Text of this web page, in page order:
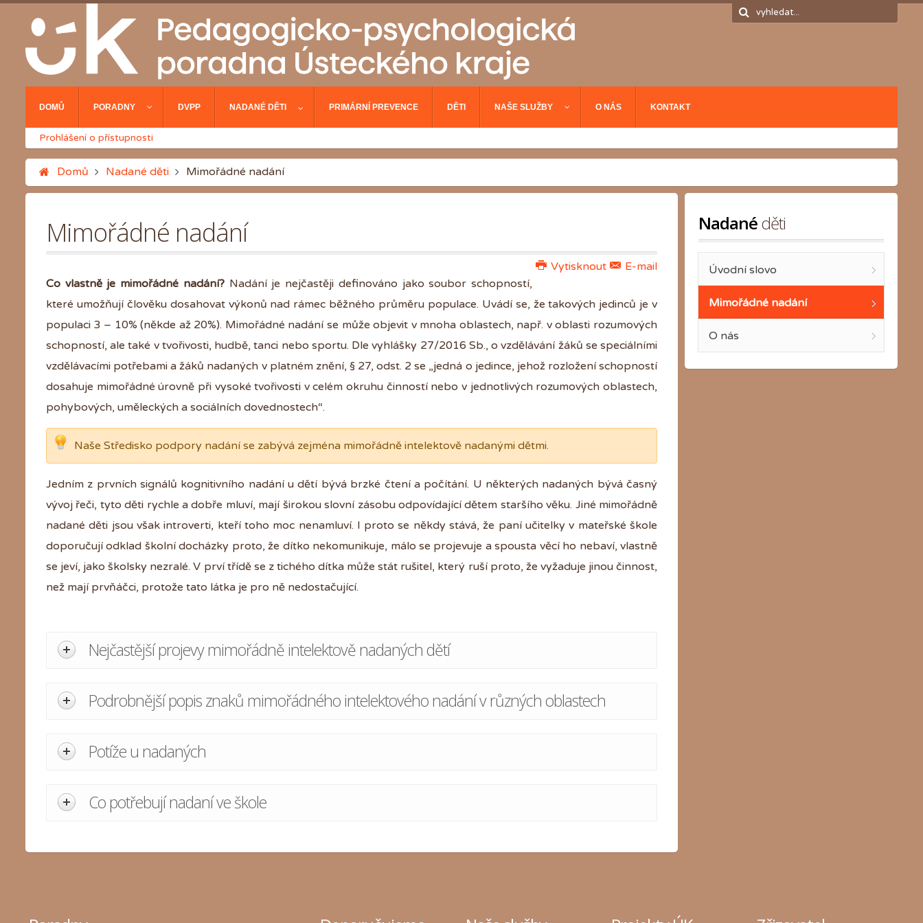
DOMŮ PORADNY DVPP NADANÉ DĚTI PRIMÁRNÍ PREVENCE DĚTI NAŠE SLUŽBY O NÁS KONTAKT
Prohlášení o přístupnosti
Domů Nadané děti Mimořádné nadání
Mimořádné nadání
E-mail
Vytisknout
Co vlastně je mimořádné nadání? Nadání je nejčastěji definováno jako soubor schopností,
které umožňují člověku dosahovat výkonů nad rámec běžného průměru populace. Uvádí se, že takových jedinců je v
populaci 3 – 10% (někde až 20%). Mimořádné nadání se může objevit v mnoha oblastech, např. v oblasti rozumových
schopností, ale také v tvořivosti, hudbě, tanci nebo sportu. Dle vyhlášky 27/2016 Sb., o vzdělávání žáků se speciálními
vzdělávacími potřebami a žáků nadaných v platném znění, § 27, odst. 2 se „jedná o jedince, jehož rozložení schopností
dosahuje mimořádné úrovně při vysoké tvořivosti v celém okruhu činností nebo v jednotlivých rozumových oblastech,
pohybových, uměleckých a sociálních dovednostech“.
Naše Středisko podpory nadání se zabývá zejména mimořádně intelektově nadanými dětmi.
Jedním z prvních signálů kognitivního nadání u dětí bývá brzké čtení a počítání. U některých nadaných bývá časný
vývoj řeči, tyto děti rychle a dobře mluví, mají širokou slovní zásobu odpovídající dětem staršího věku. Jiné mimořádně
nadané děti jsou však introverti, kteří toho moc nenamluví. I proto se někdy stává, že paní učitelky v mateřské škole
doporučují odklad školní docházky proto, že dítko nekomunikuje, málo se projevuje a spousta věcí ho nebaví, vlastně
se jeví, jako školsky nezralé. V prví třídě se z tichého dítka může stát rušitel, který ruší proto, že vyžaduje jinou činnost,
než mají prvňáčci, protože tato látka je pro ně nedostačující.
Nejčastější projevy mimořádně intelektově nadaných dětí
Podrobnější popis znaků mimořádného intelektového nadání v různých oblastech
Potíže u nadaných
Co potřebují nadaní ve škole
Nadané děti
Úvodní slovo
Mimořádné nadání
O nás